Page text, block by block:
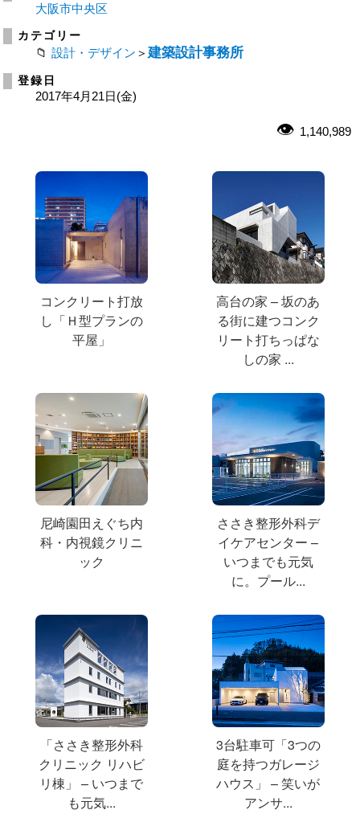
大阪市中央区
カテゴリー
設計・デザイン ＞ 建築設計事務所
登録日
2017年4月21日(金)
1,140,989
コンクリート打放
し「Ｈ型プランの
平屋」
高台の家 – 坂のあ
る街に建つコンク
リート打ちっぱな
しの家 ...
尼崎園田えぐち内
科・内視鏡クリニ
ック
ささき整形外科デ
イケアセンター –
いつまでも元気
に。プール...
「ささき整形外科
クリニック リハビ
リ棟」 – いつまで
も元気...
3台駐車可「3つの
庭を持つガレージ
ハウス」 – 笑いが
アンサ...